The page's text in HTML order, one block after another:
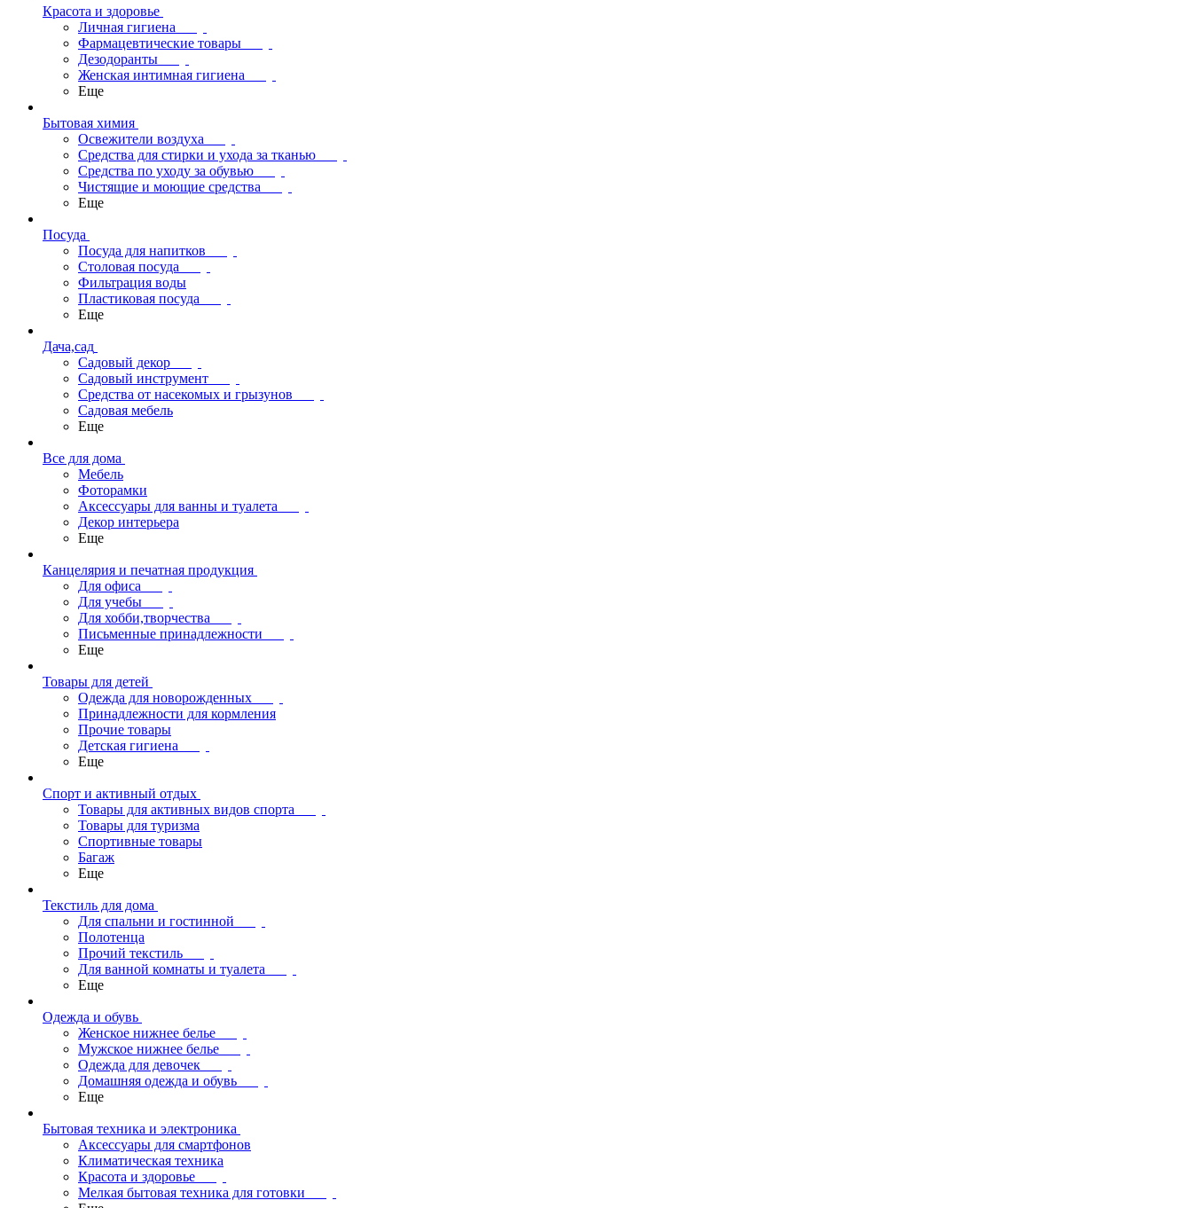
Красота и здоровье
Личная гигиена
Фармацевтические товары
Дезодоранты
Женская интимная гигиена
Еще
Бытовая химия
Освежители воздуха
Средства для стирки и ухода за тканью
Средства по уходу за обувью
Чистящие и моющие средства
Еще
Посуда
Посуда для напитков
Столовая посуда
Фильтрация воды
Пластиковая посуда
Еще
Дача,сад
Садовый декор
Садовый инструмент
Средства от насекомых и грызунов
Садовая мебель
Еще
Все для дома
Мебель
Фоторамки
Аксессуары для ванны и туалета
Декор интерьера
Еще
Канцелярия и печатная продукция
Для офиса
Для учебы
Для хобби,творчества
Письменные принадлежности
Еще
Товары для детей
Одежда для новорожденных
Принадлежности для кормления
Прочие товары
Детская гигиена
Еще
Спорт и активный отдых
Товары для активных видов спорта
Товары для туризма
Спортивные товары
Багаж
Еще
Текстиль для дома
Для спальни и гостинной
Полотенца
Прочий текстиль
Для ванной комнаты и туалета
Еще
Одежда и обувь
Женское нижнее белье
Мужское нижнее белье
Одежда для девочек
Домашняя одежда и обувь
Еще
Бытовая техника и электроника
Аксессуары для смартфонов
Климатическая техника
Красота и здоровье
Мелкая бытовая техника для готовки